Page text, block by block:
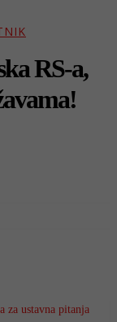
RS-a,
za ustavna pitanja